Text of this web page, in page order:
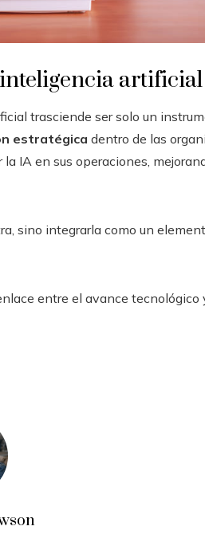
artificial
trasciende ser solo un
estratégica dentro de las
IA en sus operaciones,
sino integrarla como un
entre el avance tecnológico